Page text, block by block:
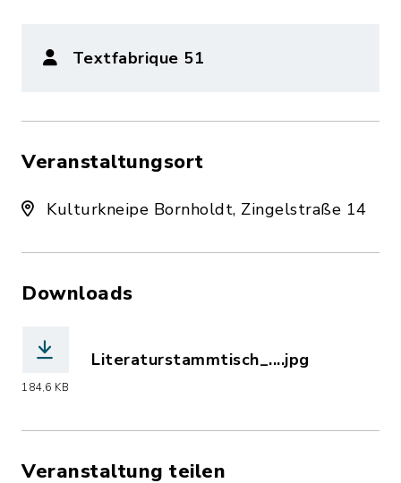
Textfabrique 51
Veranstaltungsort
Kulturkneipe Bornholdt, Zingelstraße 14
Downloads
184,6 KB
Literaturstammtisch_....jpg
Veranstaltung teilen